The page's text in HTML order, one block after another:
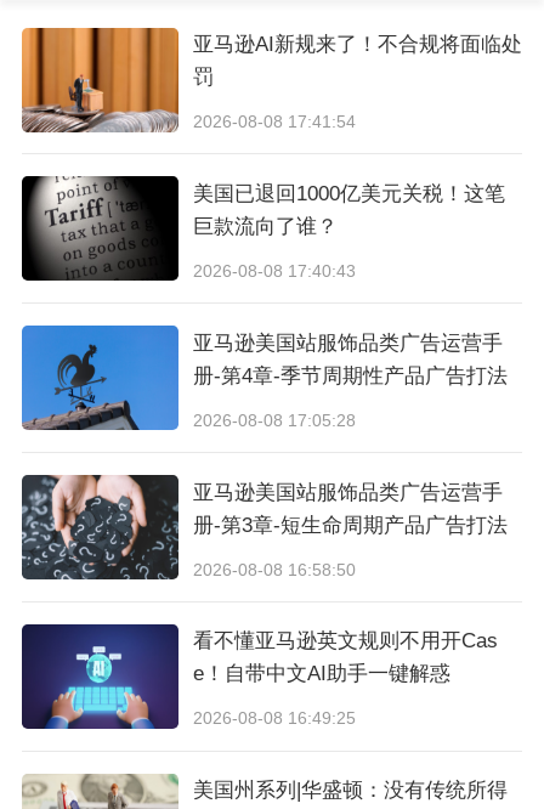
2020年11月，在第三届中国国际进口博览会开幕
式上，习近平总书记表示，“中国将推动跨境电商
在国家领导人的支持下，2020年，跨境电商行业
在疫情严峻的情况下依然砥砺前行，迎来“逆袭”。
务平台，为推动跨境电商的发展，在严格要求、
做好防护措施的前提下依然举办了286场大型活
需求端：疫情影响，海外实体零售商关店潮影响
持续，线上零售高增长。根据福布斯网站数据，
同时，大量线下店关闭，梅西百货关店 125 家，
裁员 3900 人，微软永久关闭全球 83 家实 体零
闭美国与加拿大 250 家店。美国媒体预计美国今
亚马逊AI新规来了！不合规将面临处
罚
2026-08-08 17:41:54
美国已退回1000亿美元关税！这笔
巨款流向了谁？
2026-08-08 17:40:43
亚马逊美国站服饰品类广告运营手
册-第4章-季节周期性产品广告打法
2026-08-08 17:05:28
亚马逊美国站服饰品类广告运营手
册-第3章-短生命周期产品广告打法
2026-08-08 16:58:50
看不懂亚马逊英文规则不用开Cas
e！自带中文AI助手一键解惑
2026-08-08 16:49:25
美国州系列|华盛顿：没有传统所得